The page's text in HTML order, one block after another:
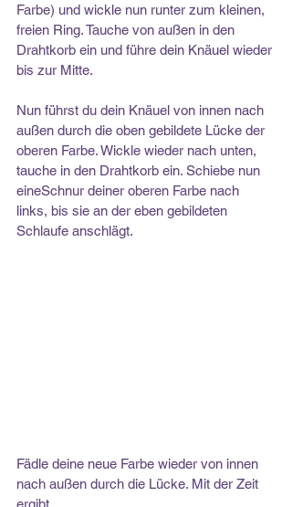
Farbe) und wickle nun runter zum kleinen,
freien Ring. Tauche von außen in den
Drahtkorb ein und führe dein Knäuel wieder
bis zur Mitte.
Nun führst du dein Knäuel von innen nach
außen durch die oben gebildete Lücke der
oberen Farbe. Wickle wieder nach unten,
tauche in den Drahtkorb ein. Schiebe nun
eineSchnur deiner oberen Farbe nach
links, bis sie an der eben gebildeten
Schlaufe anschlägt.
Fädle deine neue Farbe wieder von innen
nach außen durch die Lücke. Mit der Zeit
ergibt